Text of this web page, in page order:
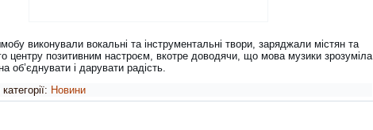
виконували вокальні та інструментальні твори, заряджали містян та
центру позитивним настроєм, вкотре доводячи, що мова музики зрозуміла
об’єднувати і дарувати радість.
Новини